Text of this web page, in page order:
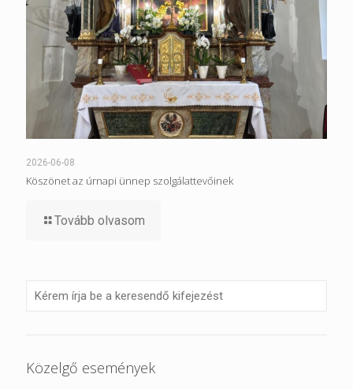
2026-06-08
Köszönet az úrnapi ünnep szolgálattevőinek
Tovább olvasom
Közelgő események